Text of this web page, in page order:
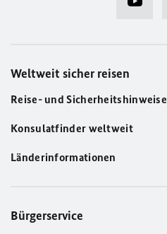
Weltweit sicher reisen
Reise- und Sicherheitshinweise
Konsulatfinder weltweit
Länderinformationen
Bürgerservice